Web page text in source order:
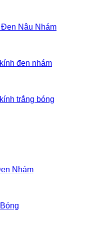
Nâu Nhám
đen nhám
trắng bóng
Nhám